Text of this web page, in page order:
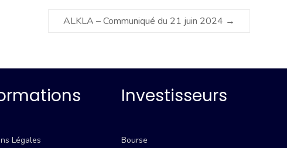
ALKLA – Communiqué du 21 juin 2024 →
Légales
Investisseurs
Bourse